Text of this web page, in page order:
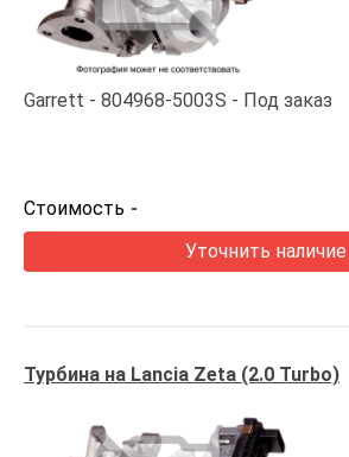
Garrett 804968-5003S Под заказ
Стоимость -
Уточнить наличие
Турбина на Lancia Zeta (2.0 Turbo)